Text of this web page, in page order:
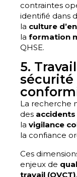
contraintes
identifié dans
la culture
la formation
QHSE.
5.
sécurité
La recherche
des
la vigilance
la confiance
Ces
enjeux de
travail (QVCT)